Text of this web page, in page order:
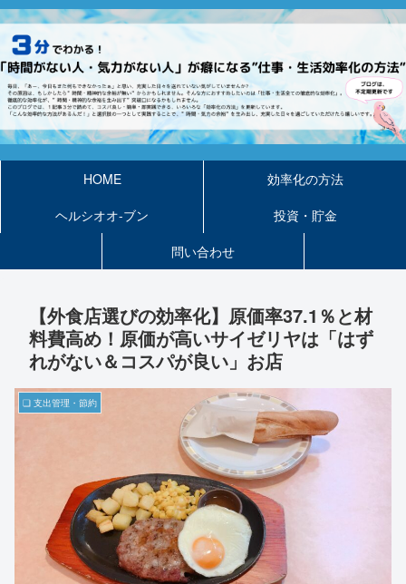
HOME
効率化の方法
ヘルシオオ-ブン
投資・貯金
問い合わせ
【外食店選びの効率化】原価率37.1％と材
料費高め！原価が高いサイゼリヤは「はず
れがない＆コスパが良い」お店
❏ 支出管理・節約